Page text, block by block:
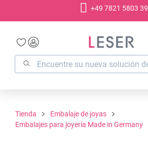
+49 7821 5803 39
Tienda
Embalaje de joyas
Embalajes para joyería Made in Germany